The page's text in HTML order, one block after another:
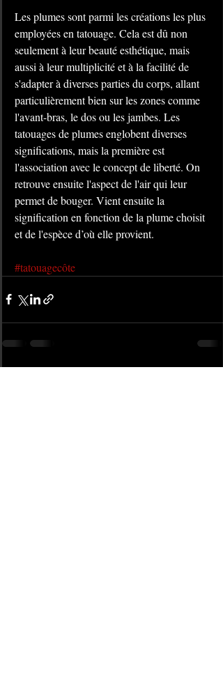
Les plumes sont parmi les créations les plus
employées en tatouage. Cela est dû non
seulement à leur beauté esthétique, mais
aussi à leur multiplicité et à la facilité de
s'adapter à diverses parties du corps, allant
particulièrement bien sur les zones comme
l'avant-bras, le dos ou les jambes. Les
tatouages de plumes englobent diverses
significations, mais la première est
l'association avec le concept de liberté. On
retrouve ensuite l'aspect de l'air qui leur
permet de bouger. Vient ensuite la
signification en fonction de la plume choisit
et de l'espèce d’où elle provient.
#tatouagecôte